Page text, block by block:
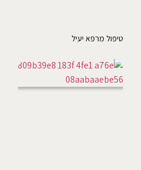
טיפול מרפא יעיל